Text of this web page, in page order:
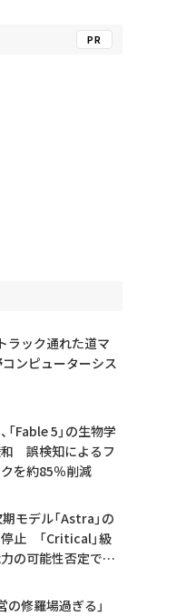
PR
ラック通れた道マ
コンピューターシス
Fable 5」の生物学
誤検知によるフ
を約85％削減
モデル「Astra」の
止 「Critical」級
の可能性否定でき
の修羅場過ぎる」